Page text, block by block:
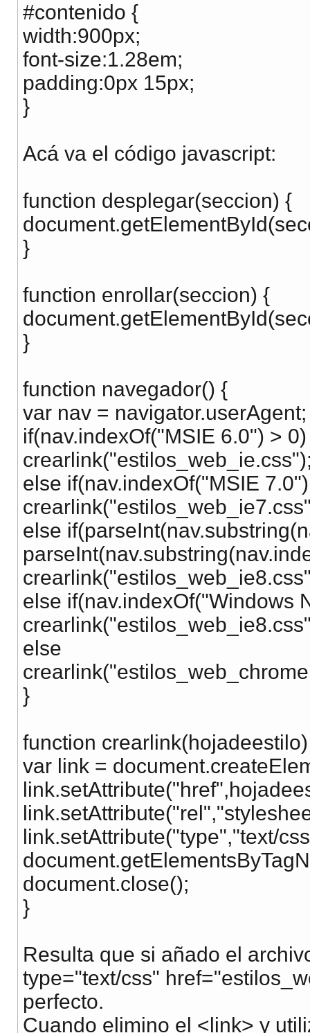
#contenido {
width:900px;
font-size:1.28em;
padding:0px 15px;
}
Acá va el código javascript:
function desplegar(seccion) {
}
function enrollar(seccion) {
}
function navegador() {
var nav = navigator.userAgent;
if(nav.indexOf("MSIE 6.0") > 0)
else if(nav.indexOf("MSIE
else
else if(nav.indexOf("Windows
else
}
function
var link =
link.setAttribute("type","text/
document.close();
}
Resulta que si añado el
type="text/css"
perfecto.
Cuando elimino el <link> y